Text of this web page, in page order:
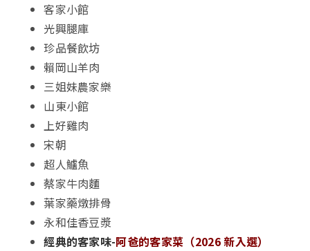
客家小館
光興腿庫
珍品餐飲坊
賴岡山羊肉
三姐妹農家樂
山東小館
上好雞肉
宋朝
超人鱸魚
蔡家牛肉麵
葉家藥燉排骨
永和佳香豆漿
經典的客家味-阿爸的客家菜 （2026 新入選）